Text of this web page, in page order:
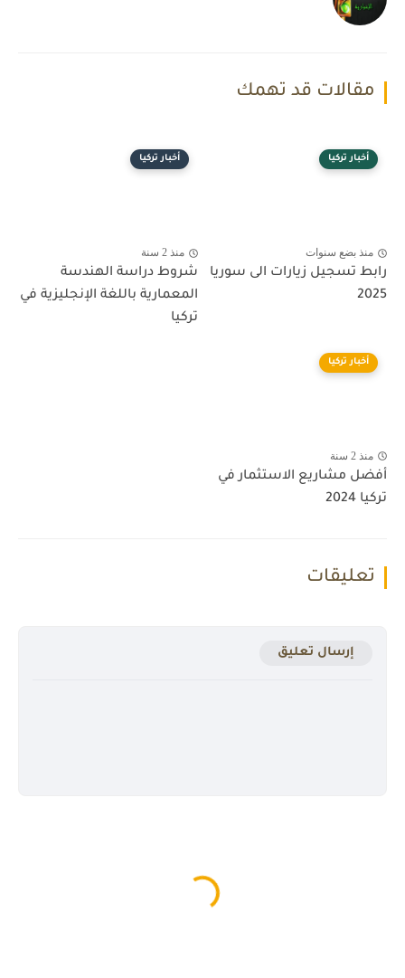
مقالات قد تهمك
أخبار تركيا
منذ بضع سنوات
رابط تسجيل زيارات الى سوريا
2025
أخبار تركيا
منذ 2 سنة
شروط دراسة الهندسة
المعمارية باللغة الإنجليزية في
تركيا
أخبار تركيا
منذ 2 سنة
أفضل مشاريع الاستثمار في
تركيا 2024
تعليقات
إرسال تعليق